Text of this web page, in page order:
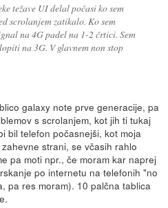
težave UI delal počasi ko sem
scrolanjem zatikalo. Ko sem
na 4G padel na 1-2 črtici. Sem
na 3G. V glavnem non stop
galaxy note prve generacije, pa
s scrolanjem, kot jih ti tukaj
bil telefon počasnejši, kot moja
strani, se včasih rahlo
pa moti npr., če moram kar naprej
po internetu na telefonih "no
pa res moram). 10 palčna tablica